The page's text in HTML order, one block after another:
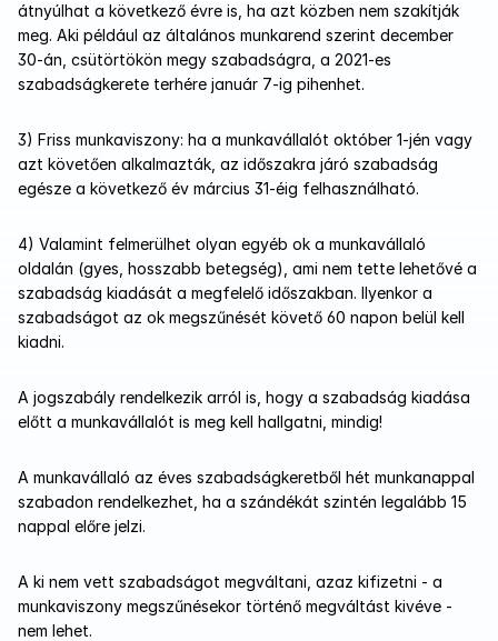
átnyúlhat a következő évre is, ha azt közben nem szakítják
meg. Aki például az általános munkarend szerint december
30-án, csütörtökön megy szabadságra, a 2021-es
szabadságkerete terhére január 7-ig pihenhet.
3) Friss munkaviszony: ha a munkavállalót október 1-jén vagy
azt követően alkalmazták, az időszakra járó szabadság
egésze a következő év március 31-éig felhasználható.
4) Valamint felmerülhet olyan egyéb ok a munkavállaló
oldalán (gyes, hosszabb betegség), ami nem tette lehetővé a
szabadság kiadását a megfelelő időszakban. Ilyenkor a
szabadságot az ok megszűnését követő 60 napon belül kell
kiadni.
A jogszabály rendelkezik arról is, hogy a szabadság kiadása
előtt a munkavállalót is meg kell hallgatni, mindig!
A munkavállaló az éves szabadságkeretből hét munkanappal
szabadon rendelkezhet, ha a szándékát szintén legalább 15
nappal előre jelzi.
A ki nem vett szabadságot megváltani, azaz kifizetni - a
munkaviszony megszűnésekor történő megváltást kivéve -
nem lehet.